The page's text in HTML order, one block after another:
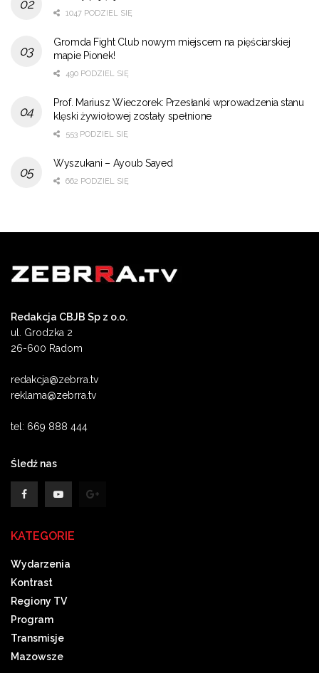
1047 PODZIEL SIĘ
Gromda Fight Club nowym miejscem na pięściarskiej
mapie Pionek!
490 PODZIEL SIĘ
Prof. Mariusz Wieczorek: Przesłanki wprowadzenia stanu
klęski żywiołowej zostały spełnione
553 PODZIEL SIĘ
Wyszukani – Ayoub Sayed
662 PODZIEL SIĘ
Redakcja CBJB Sp z o.o.
ul. Grodzka 2
26-600 Radom
redakcja@zebrra.tv
reklama@zebrra.tv
tel: 669 888 444
Śledź nas
KATEGORIE
Wydarzenia
Kontrast
Regiony TV
Program
Transmisje
Mazowsze